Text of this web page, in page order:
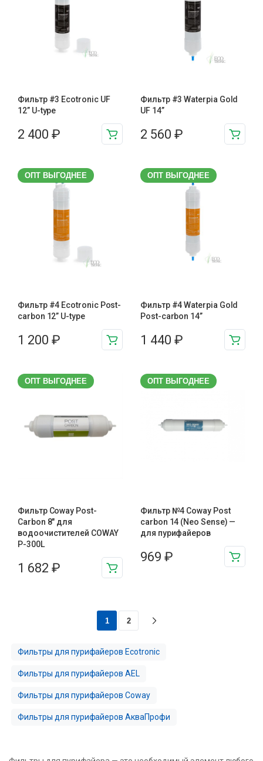
Фильтр #3 Ecotronic UF
12” U-type
2 400 ₽
Фильтр #3 Waterpia Gold
UF 14”
2 560 ₽
ОПТ ВЫГОДНЕЕ
Фильтр #4 Ecotronic Post-
carbon 12” U-type
1 200 ₽
ОПТ ВЫГОДНЕЕ
Фильтр #4 Waterpia Gold
Post-carbon 14”
1 440 ₽
ОПТ ВЫГОДНЕЕ
Фильтр Coway Post-
Carbon 8″ для
водоочистителей COWAY
P-300L
1 682 ₽
ОПТ ВЫГОДНЕЕ
Фильтр №4 Coway Post
carbon 14 (Neo Sense) —
для пурифайеров
969 ₽
1 2
Фильтры для пурифайеров Ecotronic
Фильтры для пурифайеров AEL
Фильтры для пурифайеров Coway
Фильтры для пурифайеров АкваПрофи